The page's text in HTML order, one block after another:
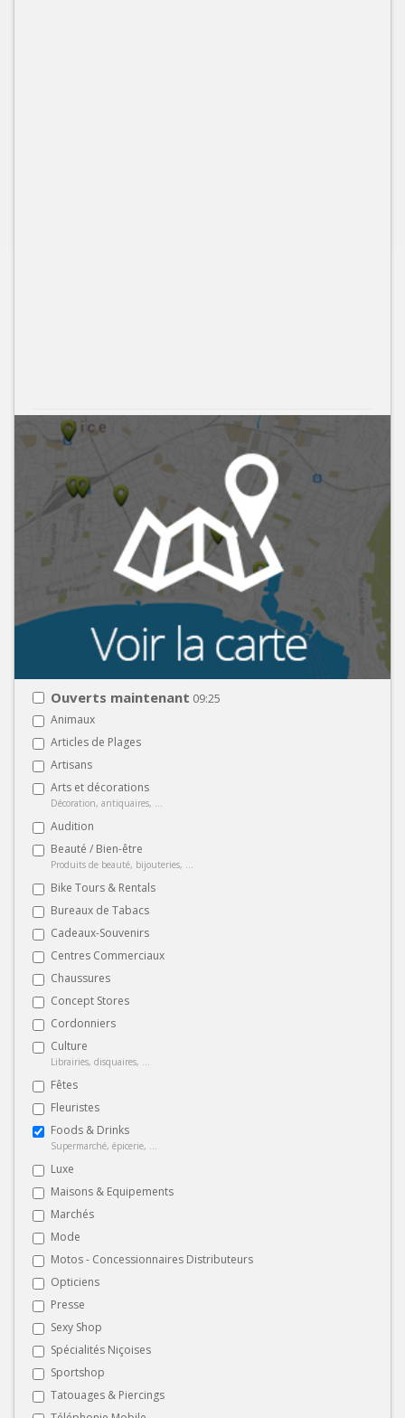
Ouverts maintenant 09:25
Animaux
Articles de Plages
Artisans
Arts et décorations
Décoration, antiquaires, ...
Audition
Beauté / Bien-être
Produits de beauté, bijouteries, ...
Bike Tours & Rentals
Bureaux de Tabacs
Cadeaux-Souvenirs
Centres Commerciaux
Chaussures
Concept Stores
Cordonniers
Culture
Librairies, disquaires, ...
Fêtes
Fleuristes
Foods & Drinks
Supermarché, épicerie, ...
Luxe
Maisons & Equipements
Marchés
Mode
Motos - Concessionnaires Distributeurs
Opticiens
Presse
Sexy Shop
Spécialités Niçoises
Sportshop
Tatouages & Piercings